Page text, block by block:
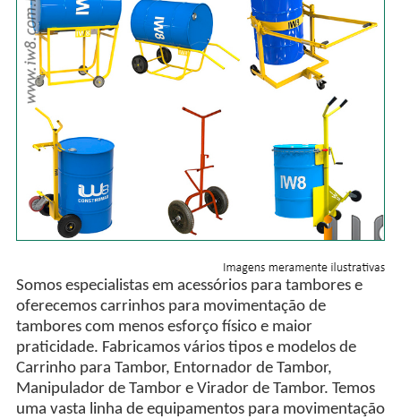
Somos especialistas em acessórios para tambores e
oferecemos carrinhos para movimentação de
tambores com menos esforço físico e maior
praticidade. Fabricamos vários tipos e modelos de
Carrinho para Tambor, Entornador de Tambor,
Manipulador de Tambor e Virador de Tambor. Temos
uma vasta linha de equipamentos para movimentação